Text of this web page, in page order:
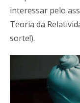
interessar pelo
Teoria da
sorte!).